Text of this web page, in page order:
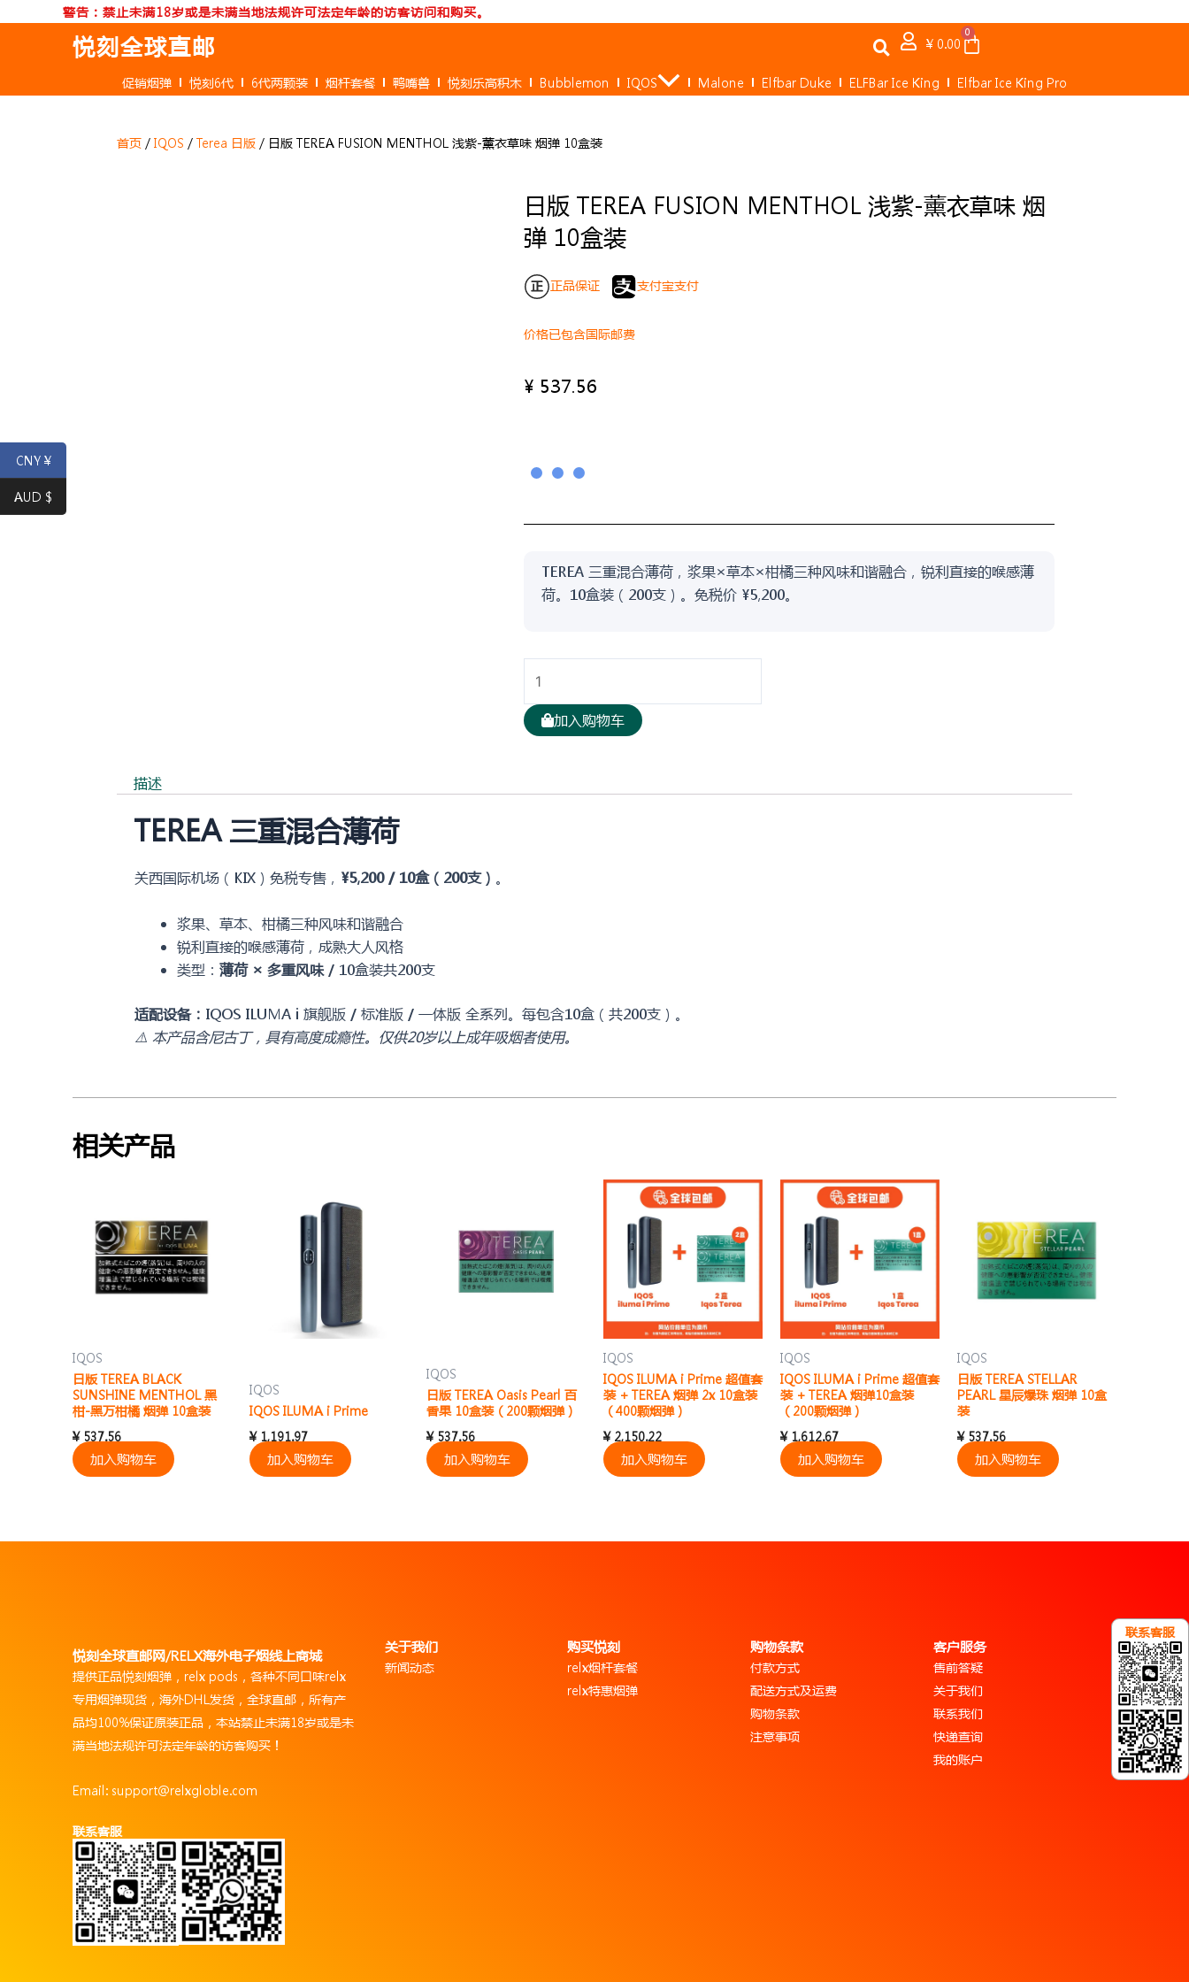
警告：禁止未满18岁或是未满当地法规许可法定年龄的访客访问和购买。
悦刻全球直邮 ¥ 0.00
0
促销烟弹 悦刻6代 6代两颗装 烟杆套餐 鸭嘴兽 悦刻乐高积木 Bubblemon IQOS Malone Elfbar Duke ELFBar Ice King Elfbar Ice King Pro
首页 / IQOS / Terea 日版 / 日版 TEREA FUSION MENTHOL 浅紫-薰衣草味 烟弹 10盒装
日版 TEREA FUSION MENTHOL 浅紫-薰衣草味 烟
弹 10盒装
正品保证 支付宝支付
价格已包含国际邮费
¥ 537.56
TEREA 三重混合薄荷，浆果×草本×柑橘三种风味和谐融合，锐利直接的喉感薄
荷。10盒装（200支）。免税价 ¥5,200。
TEREA
FUSION
装
数
加入购物车
描述
TEREA 三重混合薄荷
关西国际机场（KIX）免税专售， ¥5,200 / 10盒（200支） 。
浆果、草本、柑橘三种风味和谐融合
锐利直接的喉感薄荷，成熟大人风格
类型： 薄荷 × 多重风味 / 10盒装共200支
适配设备： IQOS ILUMA i 旗舰版 / 标准版 / 一体版 全系列。每包含10盒（共200支）。
⚠️ 本产品含尼古丁，具有高度成瘾性。仅供20岁以上成年吸烟者使用。
相关产品
IQOS
日版 TEREA BLACK
SUNSHINE MENTHOL 黑
柑-黑万柑橘 烟弹 10盒装
¥537.56
加入购物车
IQOS
IQOS ILUMA i Prime
¥1,191.97
加入购物车
IQOS
日版 TEREA Oasis Pearl 百
香果 10盒装（200颗烟弹）
¥537.56
加入购物车
IQOS
IQOS ILUMA i Prime 超值套
装 + TEREA 烟弹 2x 10盒装
（400颗烟弹）
¥2,150.22
加入购物车
IQOS
IQOS ILUMA i Prime 超值套
装 + TEREA 烟弹10盒装
（200颗烟弹）
¥1,612.67
加入购物车
IQOS
日版 TEREA STELLAR
PEARL 星辰爆珠 烟弹 10盒
装
¥537.56
加入购物车
悦刻全球直邮网/RELX海外电子烟线上商城
提供正品悦刻烟弹，relx pods，各种不同口味relx
专用烟弹现货，海外DHL发货，全球直邮，所有产
品均100%保证原装正品，本站禁止未满18岁或是未
满当地法规许可法定年龄的访客购买！
Email: support@relxgloble.com
联系客服
关于我们
新闻动态
购买悦刻
relx烟杆套餐
relx特惠烟弹
购物条款
付款方式
配送方式及运费
购物条款
注意事项
客户服务
售前答疑
关于我们
联系我们
快递查询
我的账户
联系客服
CNY ¥
AUD $